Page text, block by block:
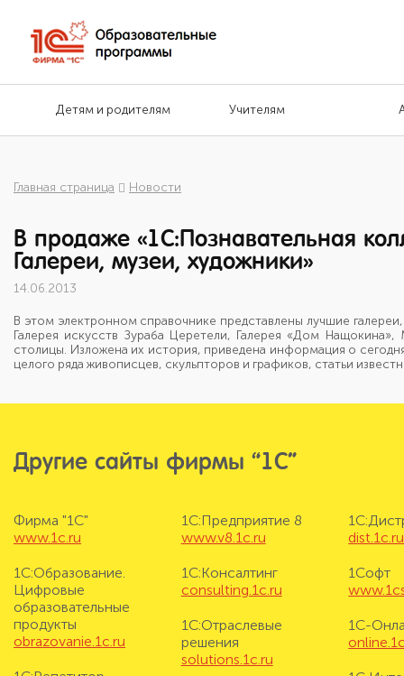
Детям и родителям Учителям
Главная страница Новости
В продаже «1С:Познавательная
Галереи, музеи, художники»
14.06.2013
В этом электронном справочнике представлены лучшие
Галерея искусств Зураба Церетели, Галерея «Дом
столицы. Изложена их история, приведена информация о
целого ряда живописцев, скульпторов и графиков, статьи
Другие сайты фирмы “1С”
Фирма "1С"
www.1c.ru
1С:Образование.
Цифровые
образовательные
продукты
obrazovanie.1c.ru
1С:Предприятие 8
www.v8.1c.ru
1С:Консалтинг
consulting.1c.ru
1С:Отраслевые
решения
solutions.1c.ru
dist.1c.ru
1Софт
1С-